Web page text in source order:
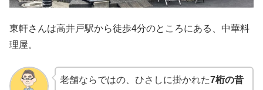
東軒さんは高井戸駅から徒歩4分のところにある、中華料
理屋。
老舗ならではの、ひさしに掛かれた7桁の昔